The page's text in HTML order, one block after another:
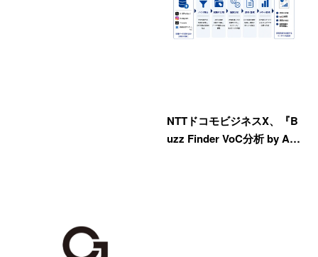
NTTドコモビジネスX、『B
uzz Finder VoC分析 by A…